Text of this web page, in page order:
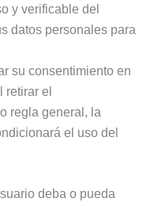
y verificable del
datos personales para
su consentimiento en
el
regla general, la
el uso del
deba o pueda